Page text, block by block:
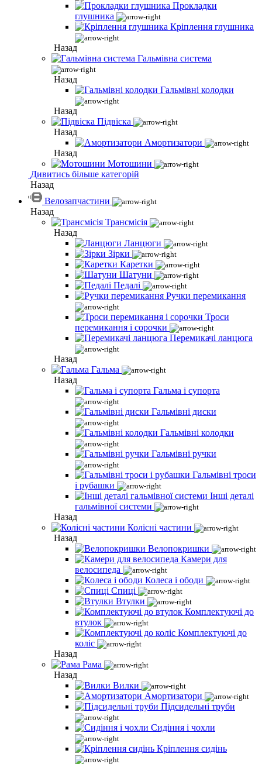
Прокладки
глушника
Кріплення глушника
Назад
Гальмівна система
Назад
Гальмівні колодки
Назад
Підвіска
Назад
Амортизатори
Назад
Мотошини
Дивитись більше категорій
Назад
Велозапчастини
Назад
Трансмісія
Назад
Ланцюги
Зірки
Каретки
Шатуни
Педалі
Ручки перемикання
Троси
перемикання і сорочки
Перемикачі ланцюга
Назад
Гальма
Назад
Гальма і супорта
Гальмівні диски
Гальмівні колодки
Гальмівні ручки
Гальмівні троси
і рубашки
Інші деталі
гальмівної системи
Назад
Колісні частини
Назад
Велопокришки
Камери для
велосипеда
Колеса і ободи
Спиці
Втулки
Комплектуючі до
втулок
Комплектуючі до
коліс
Назад
Рама
Назад
Вилки
Амортизатори
Підсидельні труби
Сидіння і чохли
Кріплення сидінь